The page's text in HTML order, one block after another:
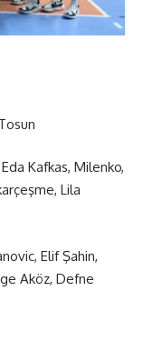
Kafkas, Milenko,
Lila
Elif Şahin,
Aköz, Defne